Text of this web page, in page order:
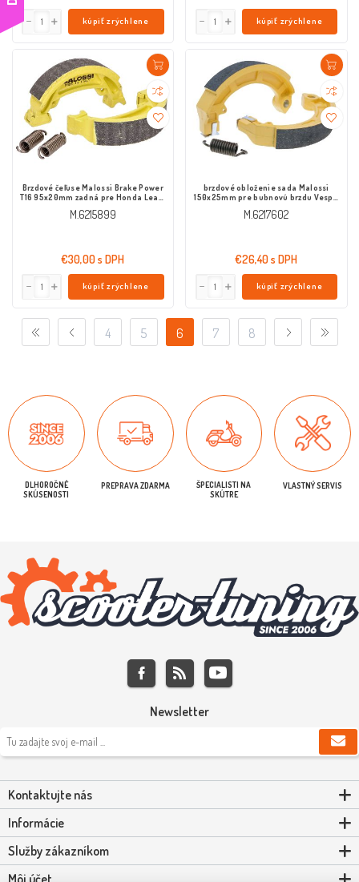
kúpiť zrýchlene kúpiť zrýchlene
Brzdové čeľuse Malossi Brake Power
T16 95x20mm zadná pre Honda Lead,
M.6215899
€30,00 s DPH
kúpiť zrýchlene
brzdové obloženie sada Malossi
150x25mm pre bubnovú brzdu Vespa
125/150/200
M.6217602
€26,40 s DPH
kúpiť zrýchlene
4 5 6 7 8
DLHOROČNÉ
SKÚSENOSTI
PREPRAVA ZDARMA
ŠPECIALISTI NA
SKÚTRE
VLASTNÝ SERVIS
Newsletter
Kontaktujte nás
Informácie
Služby zákazníkom
Môj účet